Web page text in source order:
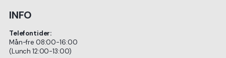
INFO
Telefontider:
Mån-fre 08:00-16:00
(Lunch 12:00-13:00)